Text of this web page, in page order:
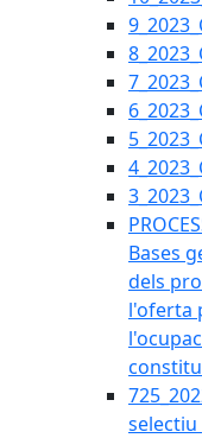
Bases
dels
l'oferta